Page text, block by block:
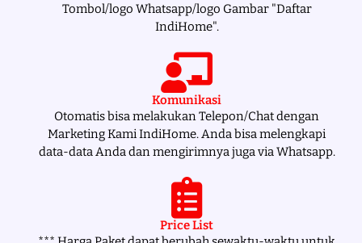
Tombol/logo Whatsapp/logo Gambar "Daftar
IndiHome".
Komunikasi
Otomatis bisa melakukan Telepon/Chat dengan
Marketing Kami IndiHome. Anda bisa melengkapi
data-data Anda dan mengirimnya juga via Whatsapp.
Price List